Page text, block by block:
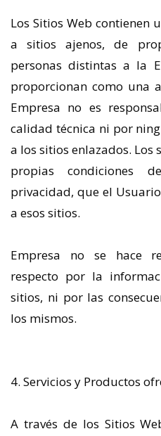
Los Sitios Web contienen
a sitios ajenos, de
personas distintas a la
proporcionan como una
Empresa no es
calidad técnica ni por
a los sitios enlazados. Los
propias condiciones
privacidad, que el
a esos sitios.
Empresa no se hace
respecto por la
sitios, ni por las
los mismos.
4. Servicios y Productos
A través de los Sitios